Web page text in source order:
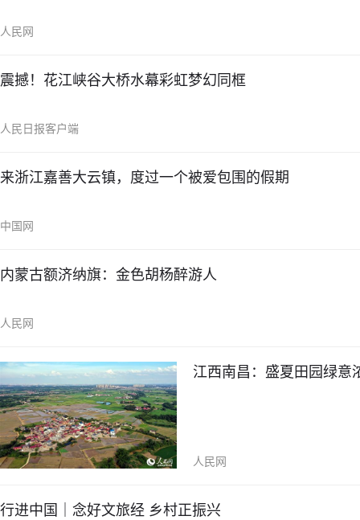
人民网
震撼！花江峡谷大桥水幕彩虹梦幻同框
人民日报客户端
来浙江嘉善大云镇，度过一个被爱包围的假期
中国网
内蒙古额济纳旗：金色胡杨醉游人
人民网
江西南昌：盛夏田园绿意
人民网
行进中国｜念好文旅经 乡村正振兴